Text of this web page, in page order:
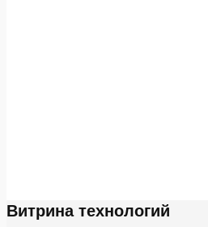
Витрина технологий